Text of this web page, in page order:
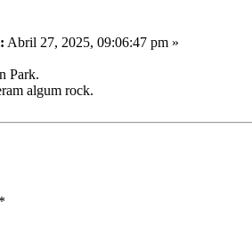
Abril 27, 2025, 09:06:47 pm »
Park.
algum rock.